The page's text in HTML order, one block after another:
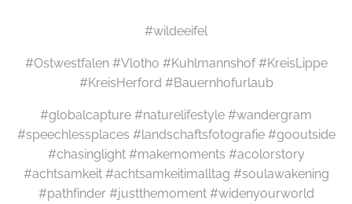
#wildeeifel
#Ostwestfalen #Vlotho #Kuhlmannshof #KreisLippe
#KreisHerford #Bauernhofurlaub
#globalcapture #naturelifestyle #wandergram
#speechlessplaces #landschaftsfotografie #gooutside
#chasinglight #makemoments #acolorstory
#achtsamkeit #achtsamkeitimalltag #soulawakening
#pathfinder #justthemoment #widenyourworld